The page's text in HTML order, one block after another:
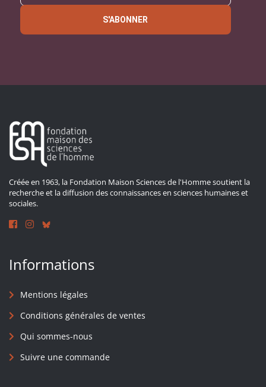
S'ABONNER
Créée en 1963, la Fondation Maison Sciences de l'Homme soutient la
recherche et la diffusion des connaissances en sciences humaines et
sociales.
Informations
Mentions légales
Conditions générales de ventes
Qui sommes-nous
Suivre une commande